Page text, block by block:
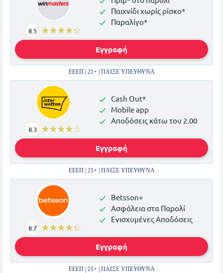
8.5 ☆☆☆☆☆
★★★★★
Παιχνίδι χωρίς ρίσκο*
Παραλίγο*
Εγγραφή
ΕΕΕΠ | 21+ | ΠΑΙΞΕ ΥΠΕΥΘΥΝΑ
8.3 ☆☆☆☆☆
★★★★★
Cash Out*
Mobile app
Αποδόσεις κάτω του 2.00
Εγγραφή
ΕΕΕΠ | 21+ | ΠΑΙΞΕ ΥΠΕΥΘΥΝΑ
8.7 ☆☆☆☆☆
★★★★★
Betsson+
Ασφάλεια στα Παρολί
Ενισχυμένες Αποδόσεις
Εγγραφή
ΕΕΕΠ | 21+ | ΠΑΙΞΕ ΥΠΕΥΘΥΝΑ